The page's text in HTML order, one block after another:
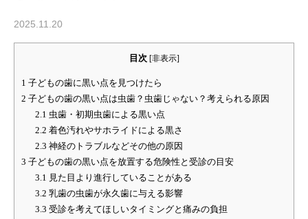
2025.11.20
目次 [非表示]
1 子どもの歯に黒い点を見つけたら
2 子どもの歯の黒い点は虫歯？虫歯じゃない？考えられる原因
2.1 虫歯・初期虫歯による黒い点
2.2 着色汚れやサホライドによる黒さ
2.3 神経のトラブルなどその他の原因
3 子どもの歯の黒い点を放置する危険性と受診の目安
3.1 見た目より進行していることがある
3.2 乳歯の虫歯が永久歯に与える影響
3.3 受診を考えてほしいタイミングと痛みの負担